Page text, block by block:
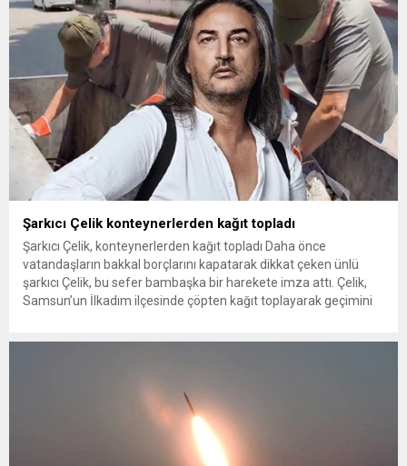
Şarkıcı Çelik konteynerlerden kağıt topladı
Şarkıcı Çelik, konteynerlerden kağıt topladı Daha önce
vatandaşların bakkal borçlarını kapatarak dikkat çeken ünlü
şarkıcı Çelik, bu sefer bambaşka bir harekete imza attı. Çelik,
Samsun’un İlkadım ilçesinde çöpten kağıt toplayarak geçimini